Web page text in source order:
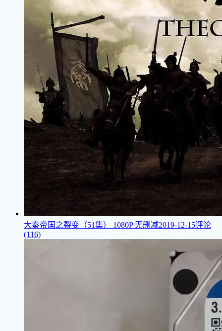
大秦帝国之裂变（51集） 1080P 无删减2019-12-15评论
(116)